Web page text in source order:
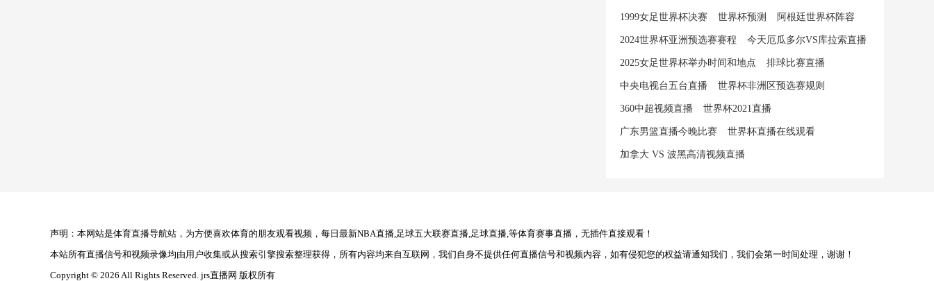
1999女足世界杯决赛 世界杯预测 阿根廷世界杯阵容
2024世界杯亚洲预选赛赛程 今天厄瓜多尔VS库拉索直播
2025女足世界杯举办时间和地点 排球比赛直播
中央电视台五台直播 世界杯非洲区预选赛规则
360中超视频直播 世界杯2021直播
广东男篮直播今晚比赛 世界杯直播在线观看
加拿大 VS 波黑高清视频直播
声明：本网站是体育直播导航站，为方便喜欢体育的朋友观看视频，每日最新NBA直播,足球五大联赛直播,足球直播,等体育赛事直播，无插件直接观看！
本站所有直播信号和视频录像均由用户收集或从搜索引擎搜索整理获得，所有内容均来自互联网，我们自身不提供任何直播信号和视频内容，如有侵犯您的权益请通知我们，我们会第一时间处理，谢谢！
Copyright © 2026 All Rights Reserved. jrs直播网 版权所有